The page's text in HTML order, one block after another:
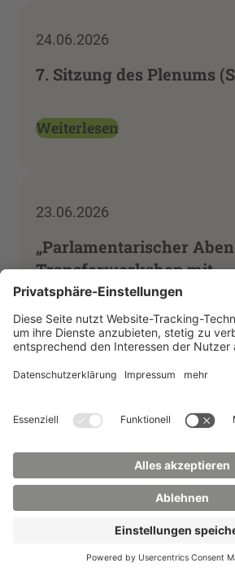
24.06.2026
7. Sitzung des Plenums
Weiterlesen
23.06.2026
„Parlamentarischer
Transferworkshop mit
Beratungsteams
Weiterlesen
23.06.2026
Internationales Seminar
Bodenerosionsschutz
ZIRKON
Weiterlesen